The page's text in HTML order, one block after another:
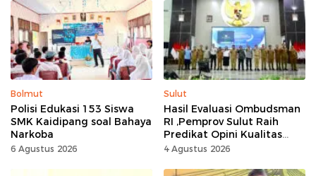
Kemerdekaan Momentum
Kerja Keras
Bolmut
Polisi Edukasi 153 Siswa
SMK Kaidipang soal Bahaya
Narkoba
6 Agustus 2026
Sulut
Hasil Evaluasi Ombudsman
RI ,Pemprov Sulut Raih
Predikat Opini Kualitas
Tinggi Tanpa
4 Agustus 2026